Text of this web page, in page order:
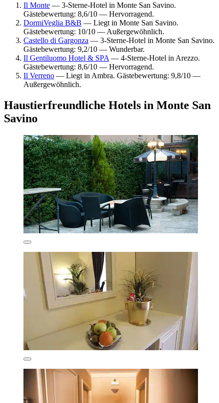
Il Monte — 3-Sterne-Hotel in Monte San Savino.
Gästebewertung: 8,6/10 — Hervorragend.
DormiVeglia B&B — Liegt in Monte San Savino.
Gästebewertung: 10/10 — Außergewöhnlich.
Castello di Gargonza — 3-Sterne-Hotel in Monte San Savino.
Gästebewertung: 9,2/10 — Wunderbar.
Il Gentiluomo Hotel & SPA — 4-Sterne-Hotel in Arezzo.
Gästebewertung: 8,6/10 — Hervorragend.
Il Verreno — Liegt in Ambra. Gästebewertung: 9,8/10 —
Außergewöhnlich.
Haustierfreundliche Hotels in Monte San
Savino